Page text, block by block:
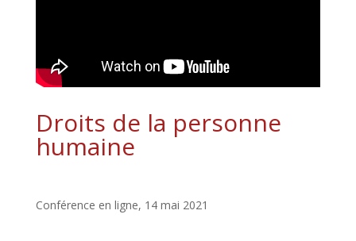
Droits de la personne
humaine
Conférence en ligne, 14 mai 2021